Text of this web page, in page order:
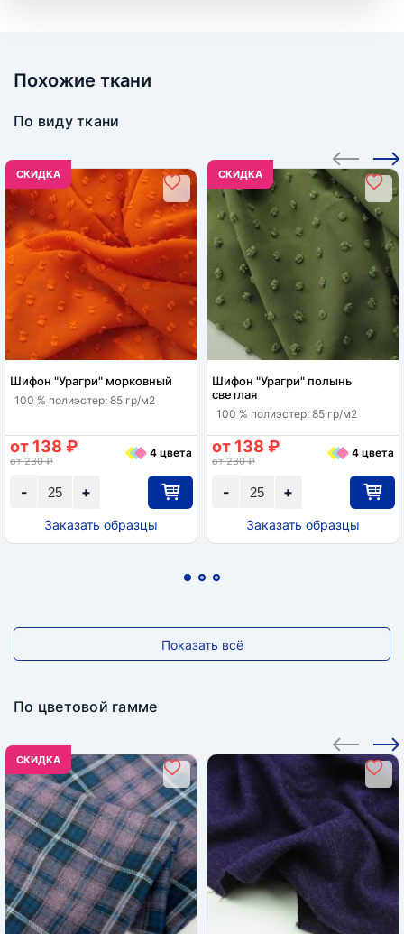
Похожие ткани
По виду ткани
CКИДКА
Шифон "Урагри" морковный
100 % полиэстер; 85 гр/м2
+
-
от 138 ₽
от 230 ₽
4 цвета
Заказать образцы
CКИДКА
Шифон "Урагри" полынь
светлая
100 % полиэстер; 85 гр/м2
+
-
от 138 ₽
от 230 ₽
4 цвета
Заказать образцы
Показать всё
По цветовой гамме
CКИДКА